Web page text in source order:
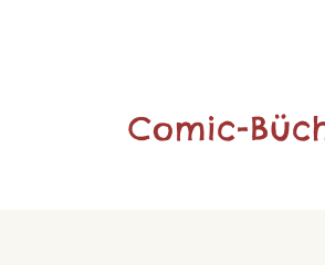
Comic-